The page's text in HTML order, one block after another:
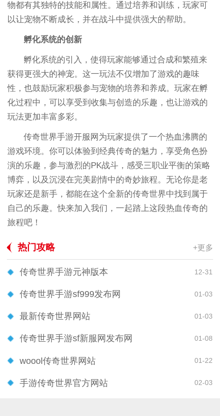
物都有其独特的技能和属性。通过培养和训练，玩家可
以让宠物不断成长，并在战斗中提供强大的帮助。
孵化系统的创新
孵化系统的引入，使得玩家能够通过合成和繁殖来
获得更强大的神宠。这一玩法不仅增加了游戏的趣味
性，也鼓励玩家积极参与宠物的培养和养成。玩家在孵
化过程中，可以享受到收集与创造的乐趣，也让游戏的
玩法更加丰富多彩。
传奇世界手游开服网为玩家提供了一个热血沸腾的
游戏环境。你可以体验到经典传奇的魅力，享受角色扮
演的乐趣，参与激烈的PK战斗，感受三职业平衡的策略
博弈，以及沉浸在完美剧情中的奇妙旅程。无论你是老
玩家还是新手，都能在这个全新的传奇世界中找到属于
自己的乐趣。快来加入我们，一起踏上这段热血传奇的
旅程吧！
热门攻略 +更多
传奇世界手游元神版本 12-31
传奇世界手游sf999发布网 01-03
最新传奇世界网站 01-03
传奇世界手游sf新服网发布网 01-08
woool传奇世界网站 01-22
手游传奇世界官方网站 02-03